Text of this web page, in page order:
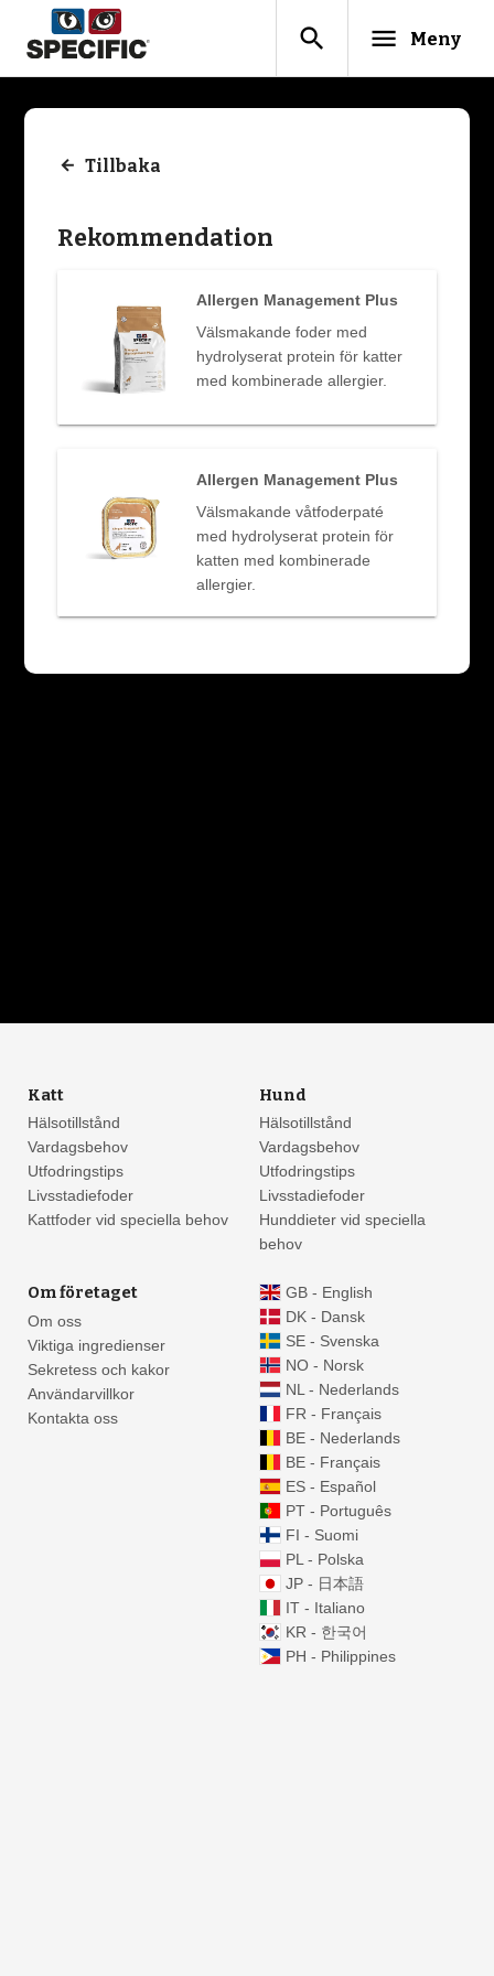
search menu Meny
Tillbaka
Rekommendation
Allergen Management Plus
Välsmakande foder med
hydrolyserat protein för katter
med kombinerade allergier.
Allergen Management Plus
Välsmakande våtfoderpaté
med hydrolyserat protein för
katten med kombinerade
allergier.
Katt
Hälsotillstånd
Vardagsbehov
Utfodringstips
Livsstadiefoder
Kattfoder vid speciella behov
Hund
Hälsotillstånd
Vardagsbehov
Utfodringstips
Livsstadiefoder
Hunddieter vid speciella
behov
Om företaget
Om oss
Viktiga ingredienser
Sekretess och kakor
Användarvillkor
Kontakta oss
GB - English
DK - Dansk
SE - Svenska
NO - Norsk
NL - Nederlands
FR - Français
BE - Nederlands
BE - Français
ES - Español
PT - Português
FI - Suomi
PL - Polska
JP - 日本語
IT - Italiano
KR - 한국어
PH - Philippines